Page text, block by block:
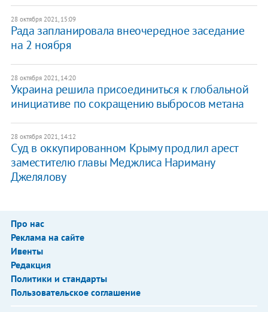
28 октября 2021, 15:09
Рада запланировала внеочередное заседание
на 2 ноября
28 октября 2021, 14:20
Украина решила присоединиться к глобальной
инициативе по сокращению выбросов метана
28 октября 2021, 14:12
Суд в оккупированном Крыму продлил арест
заместителю главы Меджлиса Нариману
Джелялову
Про нас
Реклама на сайте
Ивенты
Редакция
Политики и стандарты
Пользовательское соглашение